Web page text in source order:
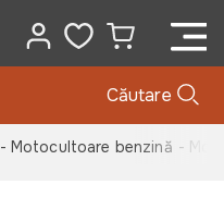
Căutare
- Motocultoare benzină -